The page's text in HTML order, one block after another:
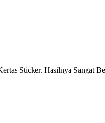
Sticker. Hasilnya Sangat